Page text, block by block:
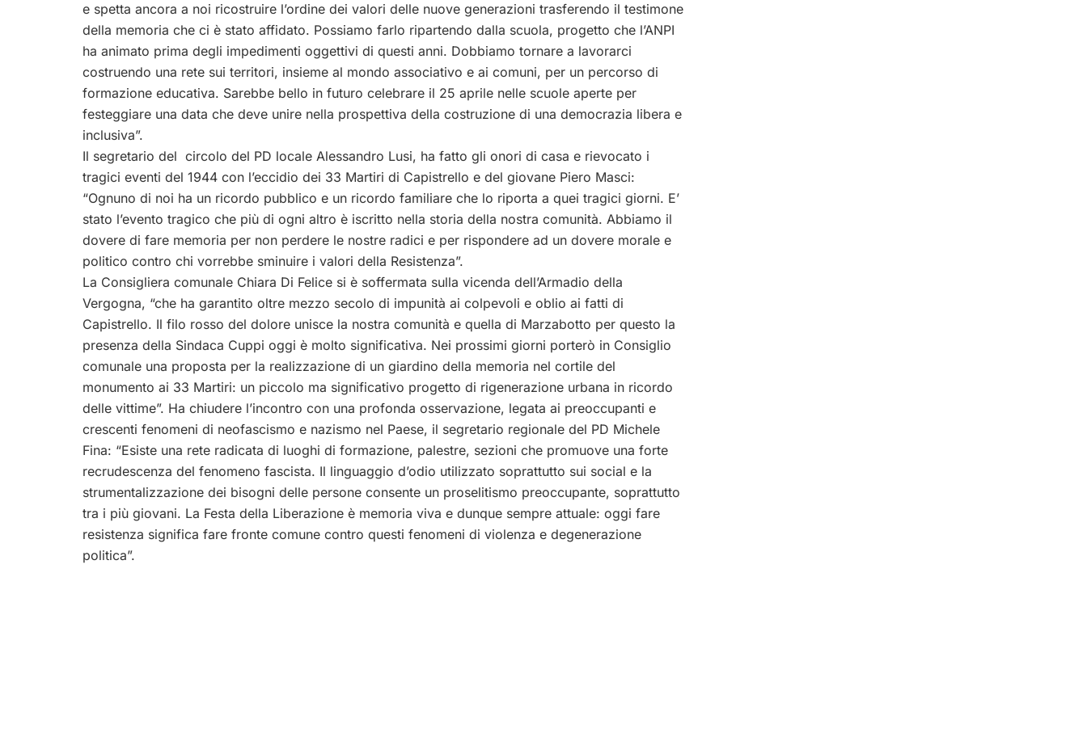
e spetta ancora a noi ricostruire l’ordine dei valori delle nuove generazioni trasferendo il testimone
della memoria che ci è stato affidato. Possiamo farlo ripartendo dalla scuola, progetto che l’ANPI
ha animato prima degli impedimenti oggettivi di questi anni. Dobbiamo tornare a lavorarci
costruendo una rete sui territori, insieme al mondo associativo e ai comuni, per un percorso di
formazione educativa. Sarebbe bello in futuro celebrare il 25 aprile nelle scuole aperte per
festeggiare una data che deve unire nella prospettiva della costruzione di una democrazia libera e
inclusiva”.
Il segretario del circolo del PD locale Alessandro Lusi, ha fatto gli onori di casa e rievocato i
tragici eventi del 1944 con l’eccidio dei 33 Martiri di Capistrello e del giovane Piero Masci:
“Ognuno di noi ha un ricordo pubblico e un ricordo familiare che lo riporta a quei tragici giorni. E’
stato l’evento tragico che più di ogni altro è iscritto nella storia della nostra comunità. Abbiamo il
dovere di fare memoria per non perdere le nostre radici e per rispondere ad un dovere morale e
politico contro chi vorrebbe sminuire i valori della Resistenza”.
La Consigliera comunale Chiara Di Felice si è soffermata sulla vicenda dell’Armadio della
Vergogna, “che ha garantito oltre mezzo secolo di impunità ai colpevoli e oblio ai fatti di
Capistrello. Il filo rosso del dolore unisce la nostra comunità e quella di Marzabotto per questo la
presenza della Sindaca Cuppi oggi è molto significativa. Nei prossimi giorni porterò in Consiglio
comunale una proposta per la realizzazione di un giardino della memoria nel cortile del
monumento ai 33 Martiri: un piccolo ma significativo progetto di rigenerazione urbana in ricordo
delle vittime”. Ha chiudere l’incontro con una profonda osservazione, legata ai preoccupanti e
crescenti fenomeni di neofascismo e nazismo nel Paese, il segretario regionale del PD Michele
Fina: “Esiste una rete radicata di luoghi di formazione, palestre, sezioni che promuove una forte
recrudescenza del fenomeno fascista. Il linguaggio d’odio utilizzato soprattutto sui social e la
strumentalizzazione dei bisogni delle persone consente un proselitismo preoccupante, soprattutto
tra i più giovani. La Festa della Liberazione è memoria viva e dunque sempre attuale: oggi fare
resistenza significa fare fronte comune contro questi fenomeni di violenza e degenerazione
politica”.